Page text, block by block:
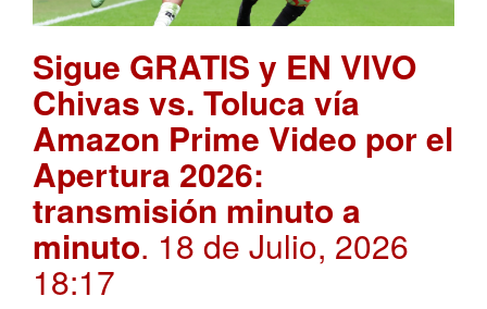
Sigue GRATIS y EN VIVO
Chivas vs. Toluca vía
Amazon Prime Video por el
Apertura 2026:
transmisión minuto a
minuto. 18 de Julio, 2026
18:17